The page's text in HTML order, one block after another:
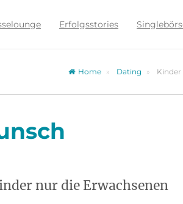
Erfolgsstories
Home Dating
nur die Erwachsenen